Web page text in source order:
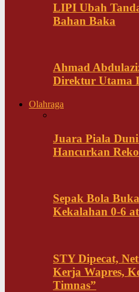
LIPI Ubah
Bahan Baka
Ahmad
Direktur Utama
Olahraga
Juara Piala
Hancurkan
Sepak Bola
Kekalahan 0-6
STY Dipecat,
Kerja Wapres,
Timnas”